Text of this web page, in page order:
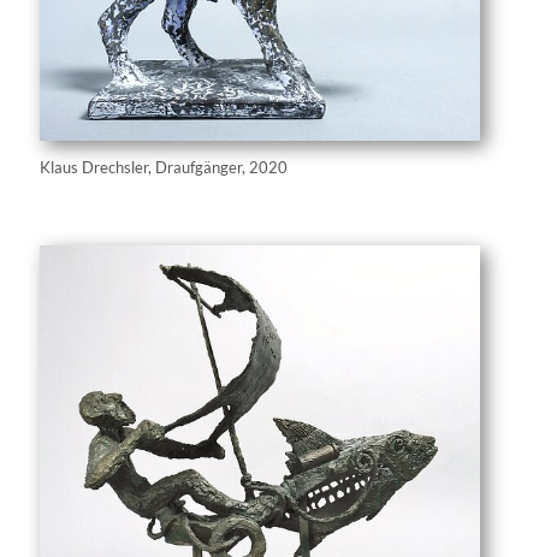
Klaus Drechsler, Draufgänger, 2020